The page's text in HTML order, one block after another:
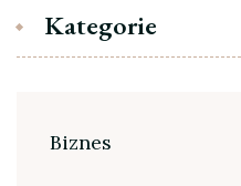
Kategorie
Biznes